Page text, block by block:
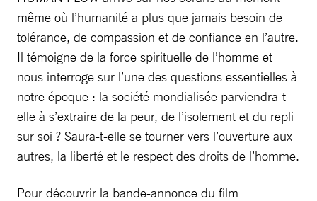
même où l’humanité a plus que jamais besoin de
tolérance, de compassion et de confiance en l’autre.
Il témoigne de la force spirituelle de l’homme et
nous interroge sur l’une des questions essentielles à
notre époque : la société mondialisée parviendra-t-
elle à s’extraire de la peur, de l’isolement et du repli
sur soi ? Saura-t-elle se tourner vers l’ouverture aux
autres, la liberté et le respect des droits de l’homme.
Pour découvrir la bande-annonce du film